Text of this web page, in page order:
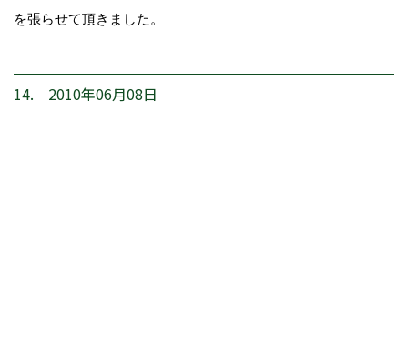
を張らせて頂きました。
14. 2010年06月08日